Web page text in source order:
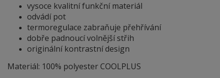
vysoce kvalitní funkční materiál
odvádí pot
termoregulace zabraňuje přehřívání
dobře padnoucí volnější střih
originální kontrastní design
Materiál: 100% polyester COOLPLUS